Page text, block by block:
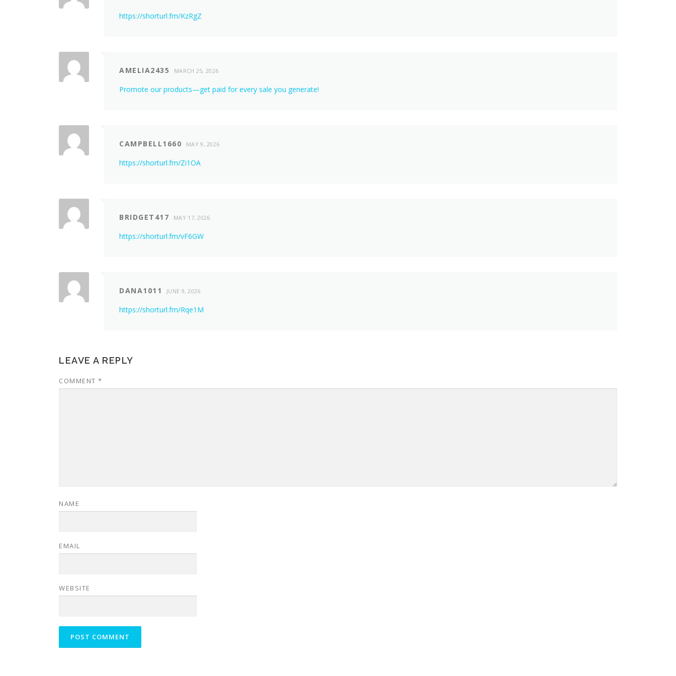
https://shorturl.fm/KzRgZ
AMELIA2435 MARCH 25, 2026
Promote our products—get paid for every sale you generate!
CAMPBELL1660 MAY 9, 2026
https://shorturl.fm/Zi1OA
BRIDGET417 MAY 17, 2026
https://shorturl.fm/vF6GW
DANA1011 JUNE 9, 2026
https://shorturl.fm/Rqe1M
LEAVE A REPLY
COMMENT *
NAME
EMAIL
WEBSITE